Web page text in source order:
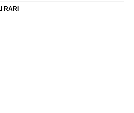
RARI